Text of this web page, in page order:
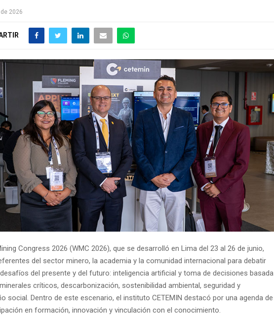
2026
Congress 2026 (WMC 2026), que se desarrolló en Lima del 23 al 26 de junio,
del sector minero, la academia y la comunidad internacional para debatir
del presente y del futuro: inteligencia artificial y toma de decisiones basada
críticos, descarbonización, sostenibilidad ambiental, seguridad y
social. Dentro de este escenario, el instituto CETEMIN destacó por una agenda de
en formación, innovación y vinculación con el conocimiento.